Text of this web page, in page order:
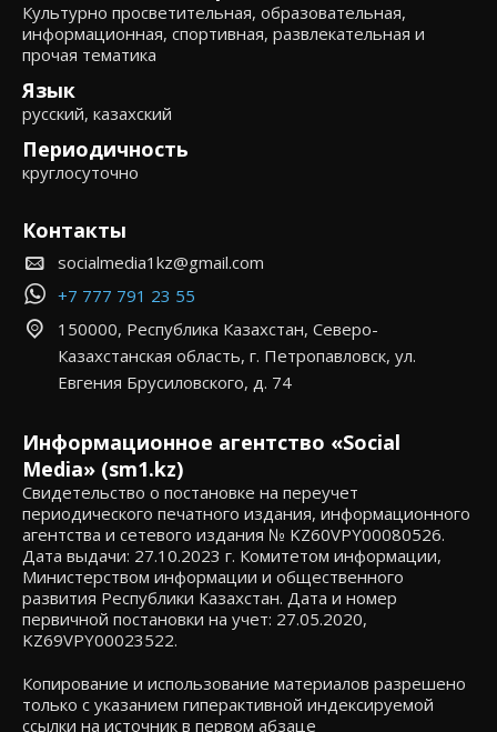
Культурно просветительная, образовательная,
информационная, спортивная, развлекательная и
прочая тематика
Язык
русский, казахский
Периодичность
круглосуточно
Контакты
socialmedia1kz@gmail.com
+7 777 791 23 55
150000, Республика Казахстан, Северо-
Казахстанская область, г. Петропавловск, ул.
Евгения Брусиловского, д. 74
Информационное агентство «Social
Media» (sm1.kz)
Свидетельство о постановке на переучет
периодического печатного издания, информационного
агентства и сетевого издания № KZ60VPY00080526.
Дата выдачи: 27.10.2023 г. Комитетом информации,
Министерством информации и общественного
развития Республики Казахстан. Дата и номер
первичной постановки на учет: 27.05.2020,
KZ69VPY00023522.
Копирование и использование материалов разрешено
только с указанием гиперактивной индексируемой
ссылки на источник в первом абзаце